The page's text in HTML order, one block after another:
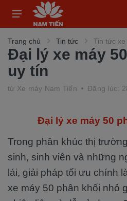
Trang chủ Tin tức Tin tức xe
Đại lý xe máy
uy tín
từ Xe máy Nam Tiến Đăng lúc:
Đại lý xe máy 50
Trong phân khúc thị
sinh, sinh viên và những
lái, giải pháp tối ưu chính
xe máy 50 phân khối nhỏ